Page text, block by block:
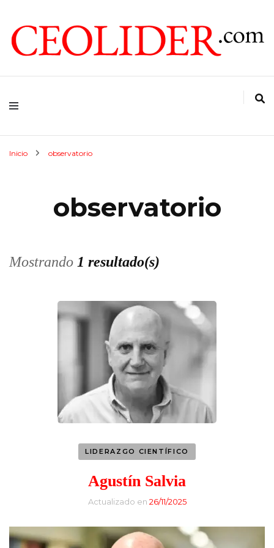
CEOLIDER.COM
Inicio observatorio
observatorio
Mostrando 1 resultado(s)
LIDERAZGO CIENTÍFICO
Agustín Salvia
Actualizado en 26/11/2025